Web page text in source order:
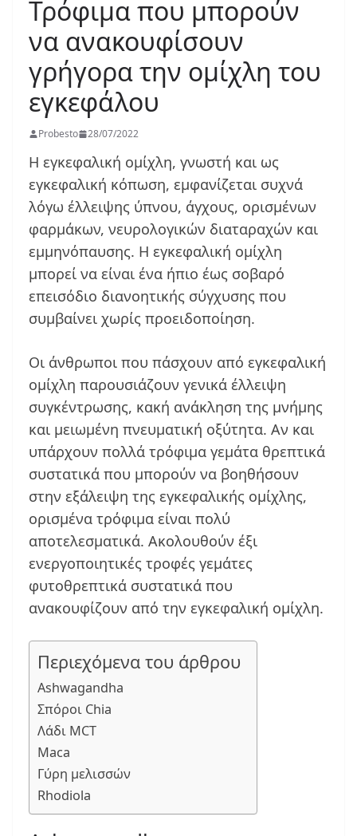
Τρόφιμα που μπορούν
να ανακουφίσουν
γρήγορα την ομίχλη του
εγκεφάλου
Probesto 28/07/2022
Η εγκεφαλική ομίχλη, γνωστή και ως
εγκεφαλική κόπωση, εμφανίζεται συχνά
λόγω έλλειψης ύπνου, άγχους, ορισμένων
φαρμάκων, νευρολογικών διαταραχών και
εμμηνόπαυσης. Η εγκεφαλική ομίχλη
μπορεί να είναι ένα ήπιο έως σοβαρό
επεισόδιο διανοητικής σύγχυσης που
συμβαίνει χωρίς προειδοποίηση.
Οι άνθρωποι που πάσχουν από εγκεφαλική
ομίχλη παρουσιάζουν γενικά έλλειψη
συγκέντρωσης, κακή ανάκληση της μνήμης
και μειωμένη πνευματική οξύτητα. Αν και
υπάρχουν πολλά τρόφιμα γεμάτα θρεπτικά
συστατικά που μπορούν να βοηθήσουν
στην εξάλειψη της εγκεφαλικής ομίχλης,
ορισμένα τρόφιμα είναι πολύ
αποτελεσματικά. Ακολουθούν έξι
ενεργοποιητικές τροφές γεμάτες
φυτοθρεπτικά συστατικά που
ανακουφίζουν από την εγκεφαλική ομίχλη.
Περιεχόμενα του άρθρου
Ashwagandha
Σπόροι Chia
Λάδι MCT
Maca
Γύρη μελισσών
Rhodiola